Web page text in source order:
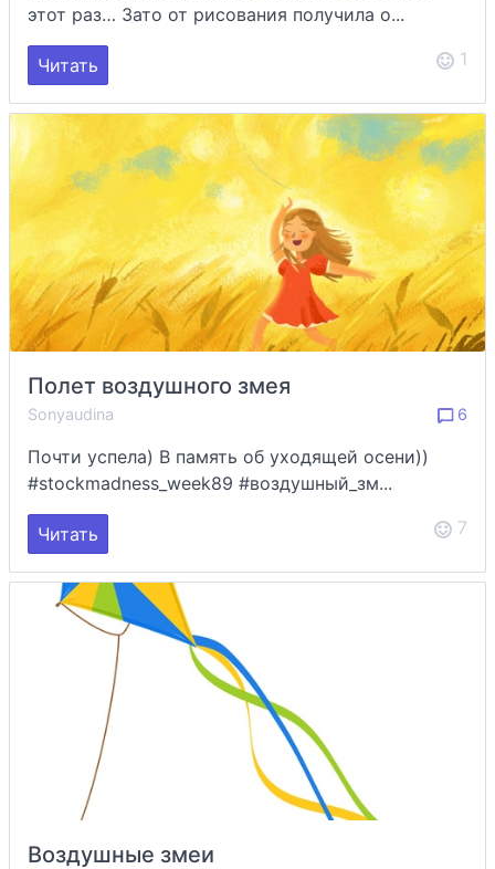
этот раз… Зато от рисования получила о...
Читать 1
Полет воздушного змея
Sonyaudina 6
Почти успела) В память об уходящей осени))
#stockmadness_week89 #воздушный_зм...
Читать 7
Воздушные змеи